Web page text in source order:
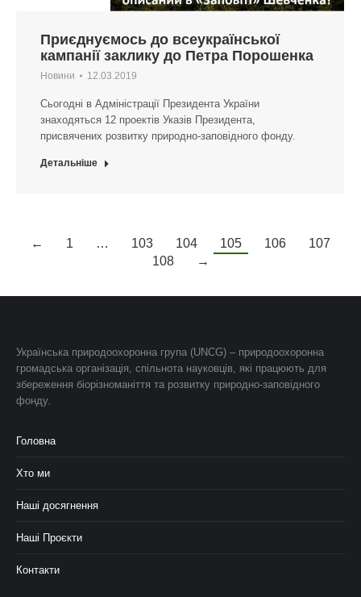
Приєднуємось до всеукраїнської
кампанії заклику до Петра Порошенка
Новини 12.03.2019
Сьогодні в Адміністрації Президента України
знаходяться 12 проектів Указів Президента,
присвячених розвитку природно-заповідного фонду.
Детальніше
← 1 … 103 104 105 106
107
108
→
Українська природоохоронна група (UNCG) – природоохоронна
громадська організація, спільнота науковців, які працюють для
збереження біорізноманіття та розвитку природно-заповідного
фонду.
Головна
Хто ми
Наші досягнення
Наші Проєкти
Контакти